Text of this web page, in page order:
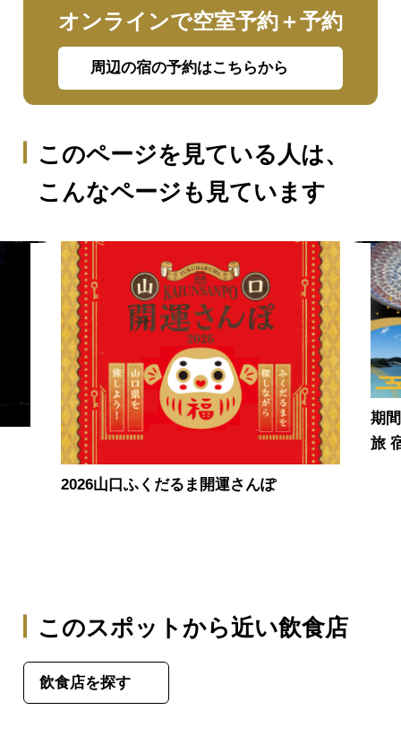
オンラインで空室予約＋予約
周辺の宿の予約はこちらから
このページを見ている人は、
こんなページも見ています
2026山口ふくだるま開運さんぽ
期
旅
このスポットから近い飲食店
飲食店を探す